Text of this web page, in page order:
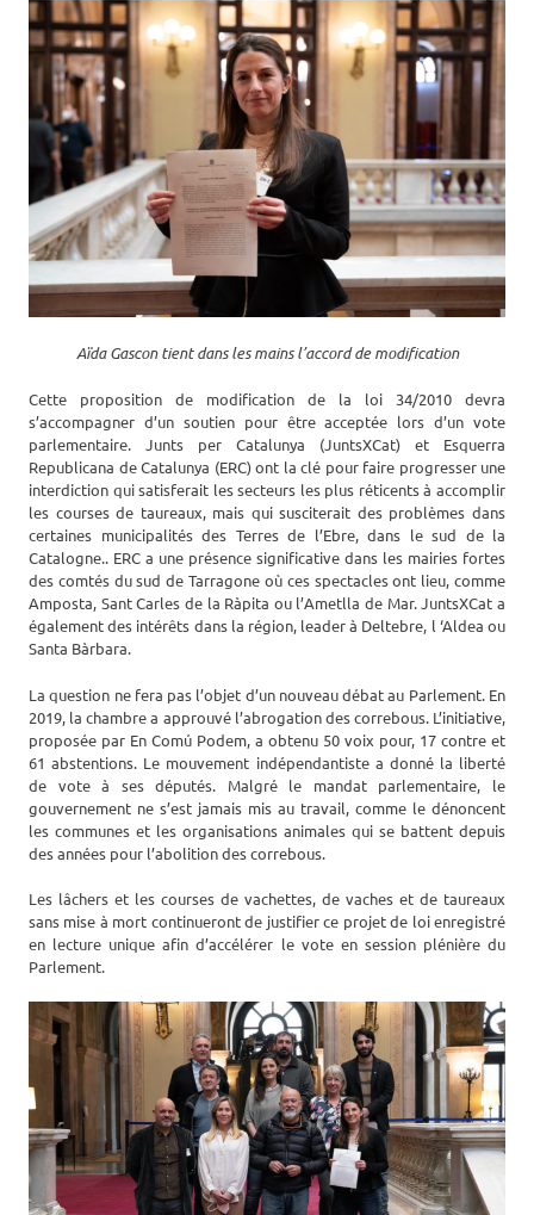
Aïda Gascon tient dans les mains l’accord de modification
Cette proposition de modification de la loi 34/2010 devra
s’accompagner d’un soutien pour être acceptée lors d’un vote
parlementaire. Junts per Catalunya (JuntsXCat) et Esquerra
Republicana de Catalunya (ERC) ont la clé pour faire progresser une
interdiction qui satisferait les secteurs les plus réticents à accomplir
les courses de taureaux, mais qui susciterait des problèmes dans
certaines municipalités des Terres de l’Ebre, dans le sud de la
Catalogne.. ERC a une présence significative dans les mairies fortes
des comtés du sud de Tarragone où ces spectacles ont lieu, comme
Amposta, Sant Carles de la Ràpita ou l’Ametlla de Mar. JuntsXCat a
également des intérêts dans la région, leader à Deltebre, l ‘Aldea ou
Santa Bàrbara.
La question ne fera pas l’objet d’un nouveau débat au Parlement. En
2019, la chambre a approuvé l’abrogation des correbous. L’initiative,
proposée par En Comú Podem, a obtenu 50 voix pour, 17 contre et
61 abstentions. Le mouvement indépendantiste a donné la liberté
de vote à ses députés. Malgré le mandat parlementaire, le
gouvernement ne s’est jamais mis au travail, comme le dénoncent
les communes et les organisations animales qui se battent depuis
des années pour l’abolition des correbous.
Les lâchers et les courses de vachettes, de vaches et de taureaux
sans mise à mort continueront de justifier ce projet de loi enregistré
en lecture unique afin d’accélérer le vote en session plénière du
Parlement.